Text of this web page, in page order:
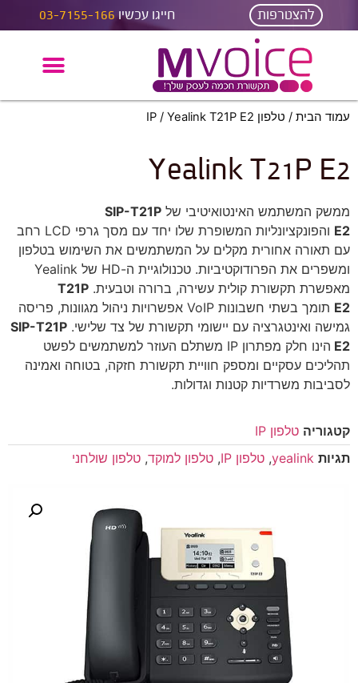
להצטרפות חייגו עכשיו03-7155-166
עמוד הבית / טלפון IP / Yealink T21P E2
Yealink T21P E2
ממשק המשתמש האינטואיטיבי של SIP-T21P
E2
והפונקציונליות המשופרת שלו יחד עם מסך גרפי LCD רחב
עם תאורה אחורית מקלים על המשתמשים את השימוש בטלפון
ומשפרים את הפרודוקטיביות. טכנולוגיית ה-HD של Yealink
מאפשרת תקשורת קולית עשירה, ברורה וטבעית. T21P
E2
תומך בשתי חשבונות VoIP אפשרויות ניהול מגוונות, פריסה
גמישה ואינטגרציה עם יישומי תקשורת של צד שלישי. SIP-T21P
E2
הינו חלק מפתרון IP משתלם העוזר למשתמשים לפשט
תהליכים עסקיים ומספק חוויית תקשורת חזקה, בטוחה ואמינה
לסביבות משרדיות קטנות וגדולות.
קטגוריה טלפון IP
תגיות yealink
, טלפון IP , טלפון למוקד, טלפון שולחני